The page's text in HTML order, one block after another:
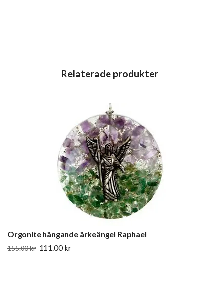
Orgonite hängande ärkeängel Raphael
155.00 kr 111.00 kr